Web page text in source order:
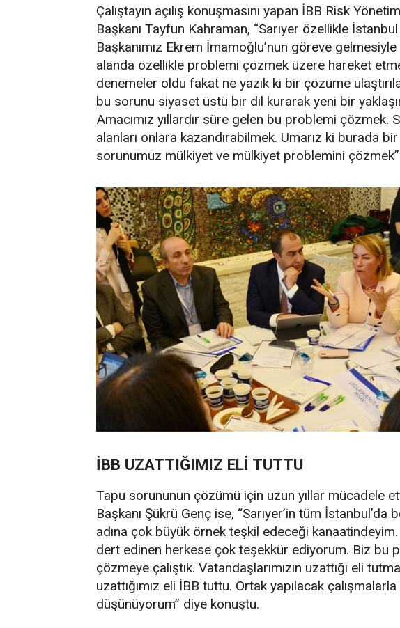
Çalıştayın açılış konuşmasını yapan İBB Risk
Başkanı Tayfun Kahraman, “Sarıyer özellikle
Başkanımız Ekrem İmamoğlu’nun göreve
alanda özellikle problemi çözmek üzere hareket
denemeler oldu fakat ne yazık ki bir çözüme
bu sorunu siyaset üstü bir dil kurarak yeni bir
Amacımız yıllardır süre gelen bu problemi çözmek.
alanları onlara kazandırabilmek. Umarız ki burada
sorunumuz mülkiyet ve mülkiyet problemini
İBB UZATTIĞIMIZ ELİ TUTTU
Tapu sorununun çözümü için uzun yıllar mücadele
Başkanı Şükrü Genç ise, “Sarıyer’in tüm
adına çok büyük örnek teşkil edeceği
dert edinen herkese çok teşekkür ediyorum. Biz bu
çözmeye çalıştık. Vatandaşlarımızın uzattığı eli
uzattığımız eli İBB tuttu. Ortak yapılacak
düşünüyorum” diye konuştu.